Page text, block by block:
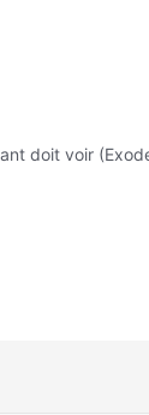
doit voir